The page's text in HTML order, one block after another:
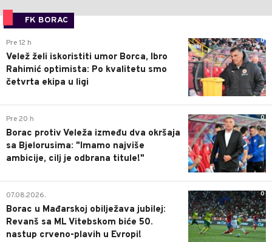
FK BORAC
0
Pre 12 h
Velež želi iskoristiti umor Borca, Ibro
Rahimić optimista: Po kvalitetu smo
četvrta ekipa u ligi
0
Pre 20 h
Borac protiv Veleža između dva okršaja
sa Bjelorusima: "Imamo najviše
ambicije, cilj je odbrana titule!"
0
07.08.2026.
Borac u Mađarskoj obilježava jubilej:
Revanš sa ML Vitebskom biće 50.
nastup crveno-plavih u Evropi!